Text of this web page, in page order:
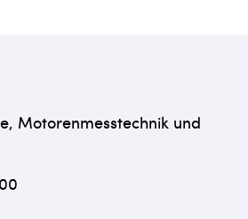
Motorenmesstechnik und